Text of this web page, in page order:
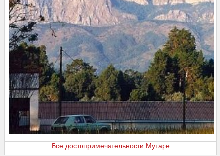
Все достопримечательности Мутаре